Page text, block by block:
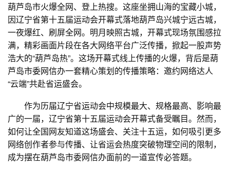
葫芦岛市火爆全网、登上热搜。这座坐拥山海的宝藏小城，
因辽宁省第十五届运动会开幕式落地葫芦岛兴城宁远古城，
一夜爆红、刷屏全网。明月映照古城，开幕式现场氛围感拉
满，精彩画面片段在各大网络平台广泛传播，掀起一股声势
浩大的“葫芦岛热”。这场开幕式线上传播的火爆，背后是葫
芦岛市委网信办一套精心策划的传播策略：邀约网络达人
“云端”共赴省运盛会。
作为历届辽宁省运动会中规模最大、规格最高、影响最
广的一届，辽宁省第十五届运动会开幕式备受瞩目。然而，
如何让全国网友知道这场盛会、关注十五运，如何吸引更多
网络创作者参与传播、让省运会热度突破物理空间的限制，
成为摆在葫芦岛市委网信办面前的一道宣传必答题。